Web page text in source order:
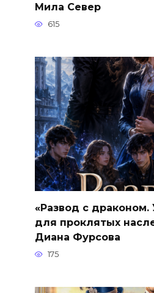
Мила Север
615
«Развод с драконом.
для проклятых
Диана Фурсова
175